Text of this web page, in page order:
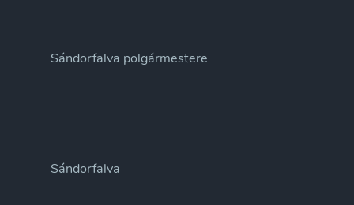
Sándorfalva polgármestere
Sándorfalva